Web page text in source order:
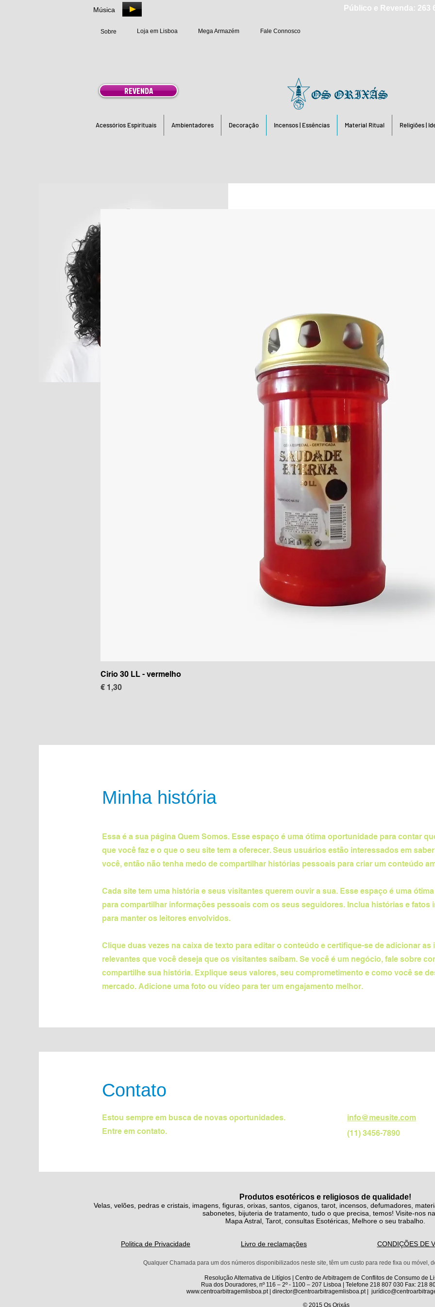
Música Público e Revenda: 263
Sobre Loja em Lisboa Mega Armazém Fale Connosco
REVENDA
Acessórios Espirituais Ambientadores Decoração Incensos | Essências Material Ritual Religiões |
certifique-se de adicionar tudo o que achar
Cirio 30 LL - vermelho
Preço
€ 1,30
Minha história
Essa é a sua página Quem Somos. Esse espaço é uma ótima oportunidade para contar
que você faz e o que o seu site tem a oferecer. Seus usuários estão interessados em
você, então não tenha medo de compartilhar histórias pessoais para criar um conteúdo
Cada site tem uma história e seus visitantes querem ouvir a sua. Esse espaço é uma
para compartilhar informações pessoais com os seus seguidores. Inclua histórias e fatos
para manter os leitores envolvidos.
Clique duas vezes na caixa de texto para editar o conteúdo e certifique-se de adicionar as
relevantes que você deseja que os visitantes saibam. Se você é um negócio, fale sobre
compartilhe sua história. Explique seus valores, seu comprometimento e como você se
mercado. Adicione uma foto ou vídeo para ter um engajamento melhor.
Contato
Estou sempre em busca de novas oportunidades.
Entre em contato.
info@meusite.com
(11) 3456-7890
Produtos esotéricos e religiosos de qualidade!
Velas, velões, pedras e cristais, imagens, figuras, orixas, santos, ciganos, tarot, incensos, defumadores,
sabonetes, bijuteria de tratamento, tudo o que precisa, temos! Visite-nos
Mapa Astral, Tarot, consultas Esotéricas, Melhore o seu trabalho.
Politica de Privacidade Livro de reclamações CONDIÇÕES DE
Qualquer Chamada para um dos números disponibilizados neste site, têm um custo para rede fixa ou móvel,
Resolução Alternativa de Litígios | Centro de Arbitragem de Conflitos de Consumo de
Rua dos Douradores, nº 116 – 2º - 1100 – 207 Lisboa | Telefone 218 807 030 Fax: 218
www.centroarbitragemlisboa.pt | director@centroarbitragemlisboa.pt |
© 2015 Os Orixás